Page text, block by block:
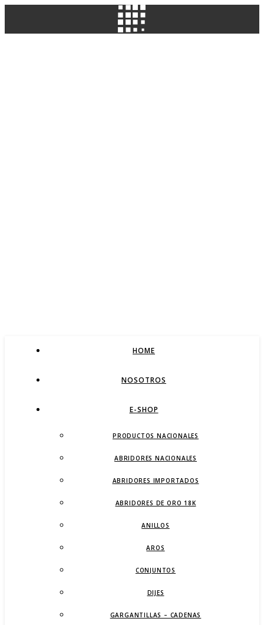
HOME
NOSOTROS
E-SHOP
PRODUCTOS NACIONALES
ABRIDORES NACIONALES
ABRIDORES IMPORTADOS
ABRIDORES DE ORO 18K
ANILLOS
AROS
CONJUNTOS
DIJES
GARGANTILLAS – CADENAS